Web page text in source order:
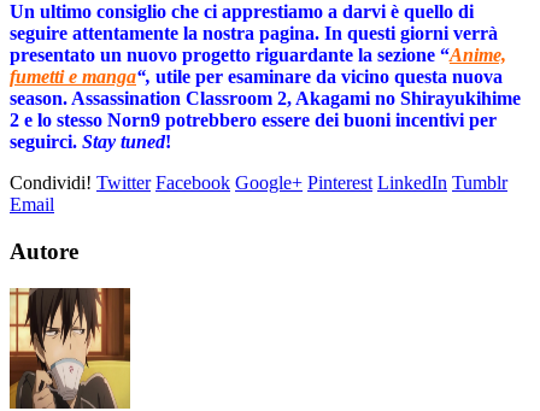
Un ultimo consiglio che ci apprestiamo a darvi è quello di
seguire attentamente la nostra pagina. In questi giorni verrà
presentato un nuovo progetto riguardante la sezione “Anime,
fumetti e manga“, utile per esaminare da vicino questa nuova
season. Assassination Classroom 2, Akagami no Shirayukihime
2 e lo stesso Norn9 potrebbero essere dei buoni incentivi per
seguirci. Stay tuned!
Condividi! Twitter Facebook Google+ Pinterest LinkedIn Tumblr
Email
Autore